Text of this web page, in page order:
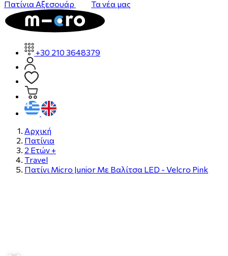
Πατίνια Αξεσουάρ Τα νέα μας
+30 210 3648379
Αρχική
Πατίνια
2 Ετών +
Τravel
Πατίνι Micro Junior Με Βαλίτσα LED - Velcro Pink